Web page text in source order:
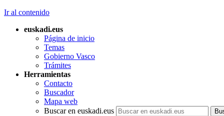
Ir al contenido
euskadi.eus
Página de inicio
Temas
Gobierno Vasco
Trámites
Herramientas
Contacto
Buscador
Mapa web
Buscar en euskadi.eus